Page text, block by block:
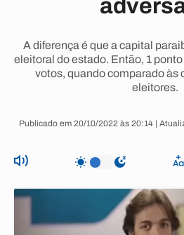
A diferença é que a capital
eleitoral do estado. Então, 1
votos, quando comparado às
eleitores.
Publicado em 20/10/2022 às 20:14 |